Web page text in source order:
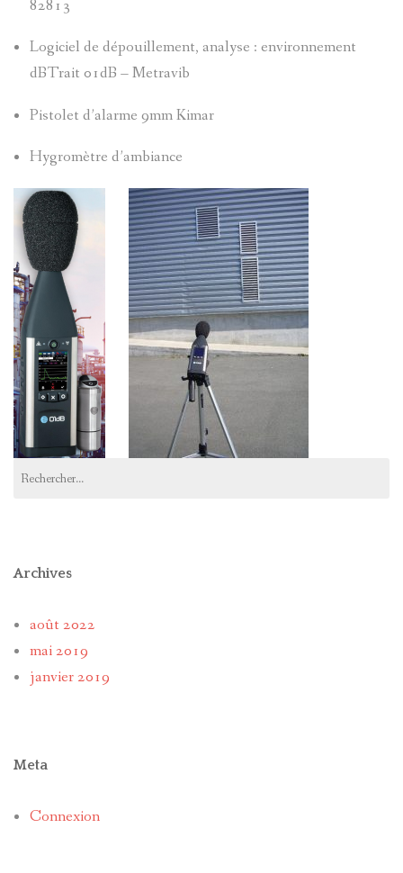
82813
Logiciel de dépouillement, analyse : environnement
dBTrait 01dB – Metravib
Pistolet d’alarme 9mm Kimar
Hygromètre d’ambiance
Archives
août 2022
mai 2019
janvier 2019
Meta
Connexion